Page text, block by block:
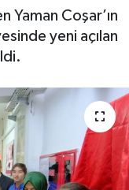
Yaman Coşar’ın
yeni açılan